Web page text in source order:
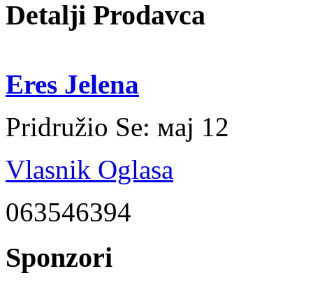
Detalji Prodavca
Eres Jelena
Pridružio Se: мај 12
Vlasnik Oglasa
063546394
Sponzori